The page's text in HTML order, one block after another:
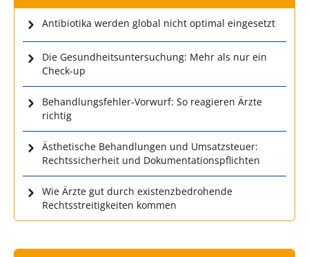
Antibiotika werden global nicht optimal eingesetzt
Die Gesundheitsuntersuchung: Mehr als nur ein
Check-up
Behandlungsfehler-Vorwurf: So reagieren Ärzte
richtig
Ästhetische Behandlungen und Umsatzsteuer:
Rechtssicherheit und Dokumentationspflichten
Wie Ärzte gut durch existenzbedrohende
Rechtsstreitigkeiten kommen